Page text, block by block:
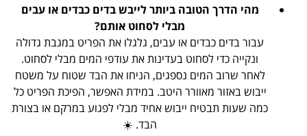
מהי הדרך הטובה ביותר לייבש בדים כבדים או עבים
מבלי לסחוט אותם?
עבור בדים כבדים או עבים, גלגלו את הפריט במגבת גדולה
ונקייה כדי לסחוט בעדינות את עודפי המים מבלי לסחוט.
לאחר שרוב המים נספגים, הניחו את הבד שטוח על משטח
ייבוש באזור מאוורר היטב. במידת האפשר, הפיכת הפריט כל
כמה שעות תבטיח ייבוש אחיד מבלי לפגוע במרקם או בצורת
הבד. ☀️